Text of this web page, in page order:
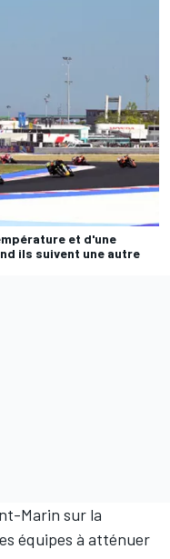
et d'une
ils suivent une autre
Marin sur la
équipes à atténuer